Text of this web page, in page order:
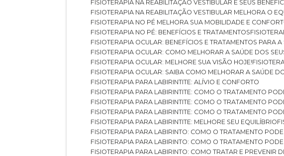
FISIOTERAPIA NA REABILITAÇÃO VESTIBULAR E SEUS
FISIOTERAPIA NA REABILITAÇÃO VESTIBULAR MELHORA O
FISIOTERAPIA NO PÉ MELHORA SUA MOBILIDADE E
FISIOTERAPIA NO PÉ: BENEFÍCIOS E TRATAMENTOS
FISIOTERAPIA OCULAR: BENEFÍCIOS E TRATAMENTOS PARA
FISIOTERAPIA OCULAR: COMO MELHORAR A SAÚDE DOS
FISIOTERAPIA OCULAR: MELHORE SUA VISÃO HOJE!
FISIOTERAPIA OCULAR: SAIBA COMO MELHORAR A SAÚDE
FISIOTERAPIA PARA LABIRINTITE: ALÍVIO E CONFORTO
FISIOTERAPIA PARA LABIRINTITE: COMO O TRATAMENTO
FISIOTERAPIA PARA LABIRINTITE: COMO O TRATAMENTO
FISIOTERAPIA PARA LABIRINTITE: COMO O TRATAMENTO
FISIOTERAPIA PARA LABIRINTITE: MELHORE SEU EQUILÍBRIO
FISIOTERAPIA PARA LABIRINTO: COMO O TRATAMENTO
FISIOTERAPIA PARA LABIRINTO: COMO O TRATAMENTO
FISIOTERAPIA PARA LABIRINTO: COMO TRATAR E PREVENIR